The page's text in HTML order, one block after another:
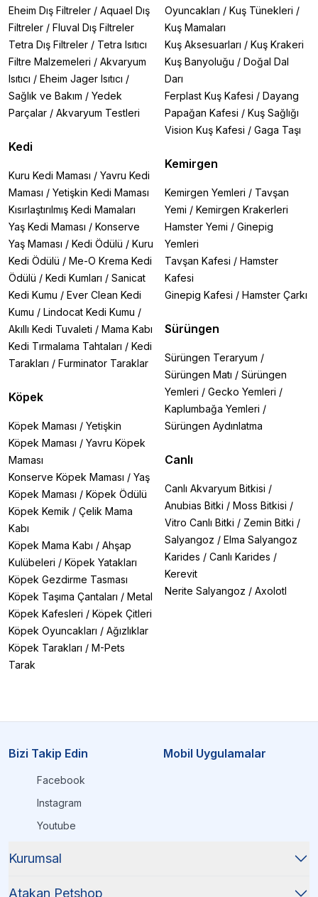
Eheim Dış Filtreler / Aquael Dış
Filtreler / Fluval Dış Filtreler
Tetra Dış Filtreler / Tetra Isıtıcı
Filtre Malzemeleri / Akvaryum
Isıtıcı / Eheim Jager Isıtıcı /
Sağlık ve Bakım / Yedek
Parçalar / Akvaryum Testleri
Kedi
Kuru Kedi Maması / Yavru Kedi
Maması / Yetişkin Kedi Maması
Kısırlaştırılmış Kedi Mamaları
Yaş Kedi Maması / Konserve
Yaş Maması / Kedi Ödülü / Kuru
Kedi Ödülü / Me-O Krema Kedi
Ödülü / Kedi Kumları / Sanicat
Kedi Kumu / Ever Clean Kedi
Kumu / Lindocat Kedi Kumu /
Akıllı Kedi Tuvaleti / Mama Kabı
Kedi Tırmalama Tahtaları / Kedi
Tarakları / Furminator Taraklar
Köpek
Köpek Maması / Yetişkin
Köpek Maması / Yavru Köpek
Maması
Konserve Köpek Maması / Yaş
Köpek Maması / Köpek Ödülü
Köpek Kemik / Çelik Mama
Kabı
Köpek Mama Kabı / Ahşap
Kulübeleri / Köpek Yatakları
Köpek Gezdirme Tasması
Köpek Taşıma Çantaları / Metal
Köpek Kafesleri / Köpek Çitleri
Köpek Oyuncakları / Ağızlıklar
Köpek Tarakları / M-Pets
Tarak
Oyuncakları / Kuş Tünekleri /
Kuş Mamaları
Kuş Aksesuarları / Kuş Krakeri
Kuş Banyoluğu / Doğal Dal
Darı
Ferplast Kuş Kafesi / Dayang
Papağan Kafesi / Kuş Sağlığı
Vision Kuş Kafesi / Gaga Taşı
Kemirgen
Kemirgen Yemleri / Tavşan
Yemi / Kemirgen Krakerleri
Hamster Yemi / Ginepig
Yemleri
Tavşan Kafesi / Hamster
Kafesi
Ginepig Kafesi / Hamster Çarkı
Sürüngen
Sürüngen Teraryum /
Sürüngen Matı / Sürüngen
Yemleri / Gecko Yemleri /
Kaplumbağa Yemleri /
Sürüngen Aydınlatma
Canlı
Canlı Akvaryum Bitkisi /
Anubias Bitki / Moss Bitkisi /
Vitro Canlı Bitki / Zemin Bitki /
Salyangoz / Elma Salyangoz
Karides / Canlı Karides /
Kerevit
Nerite Salyangoz / Axolotl
Bizi Takip Edin
Facebook
Instagram
Youtube
Mobil Uygulamalar
Kurumsal
Atakan Petshop